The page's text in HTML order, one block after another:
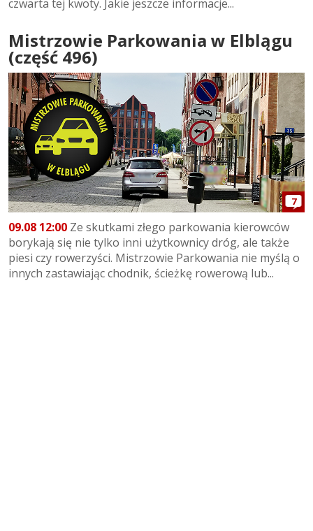
czwarta tej kwoty. Jakie jeszcze informacje...
Mistrzowie Parkowania w Elblągu
(część 496)
7
09.08 12:00 Ze skutkami złego parkowania kierowców
borykają się nie tylko inni użytkownicy dróg, ale także
piesi czy rowerzyści. Mistrzowie Parkowania nie myślą o
innych zastawiając chodnik, ścieżkę rowerową lub...